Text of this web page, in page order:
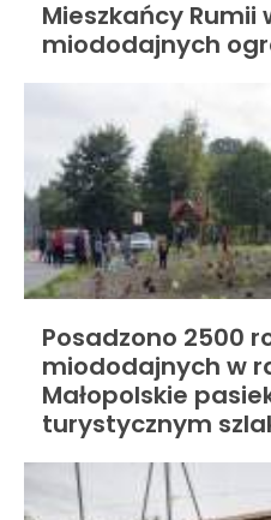
Mieszkańcy
miododajnych
Posadzono 2500
miododajnych w
Małopolskie
turystycznym